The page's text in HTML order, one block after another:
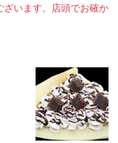
います。店頭でお確か